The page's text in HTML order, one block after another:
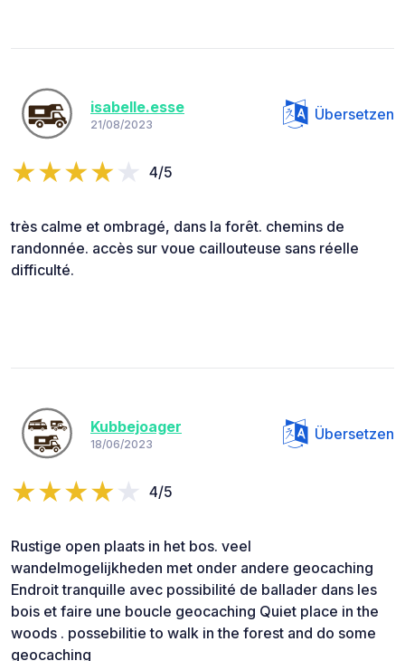
isabelle.esse
21/08/2023
Übersetzen
4/5
très calme et ombragé, dans la forêt. chemins de
randonnée. accès sur voue caillouteuse sans réelle
difficulté.
Kubbejoager
18/06/2023
Übersetzen
4/5
Rustige open plaats in het bos. veel
wandelmogelijkheden met onder andere geocaching
Endroit tranquille avec possibilité de ballader dans les
bois et faire une boucle geocaching Quiet place in the
woods . possebilitie to walk in the forest and do some
geocaching